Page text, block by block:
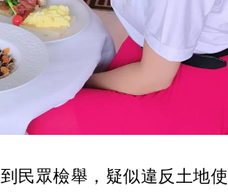
民眾檢舉，疑似違反土地使